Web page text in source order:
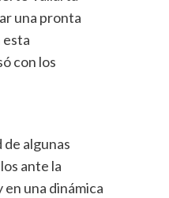
una pronta
esta
con los
algunas
ante la
una dinámica